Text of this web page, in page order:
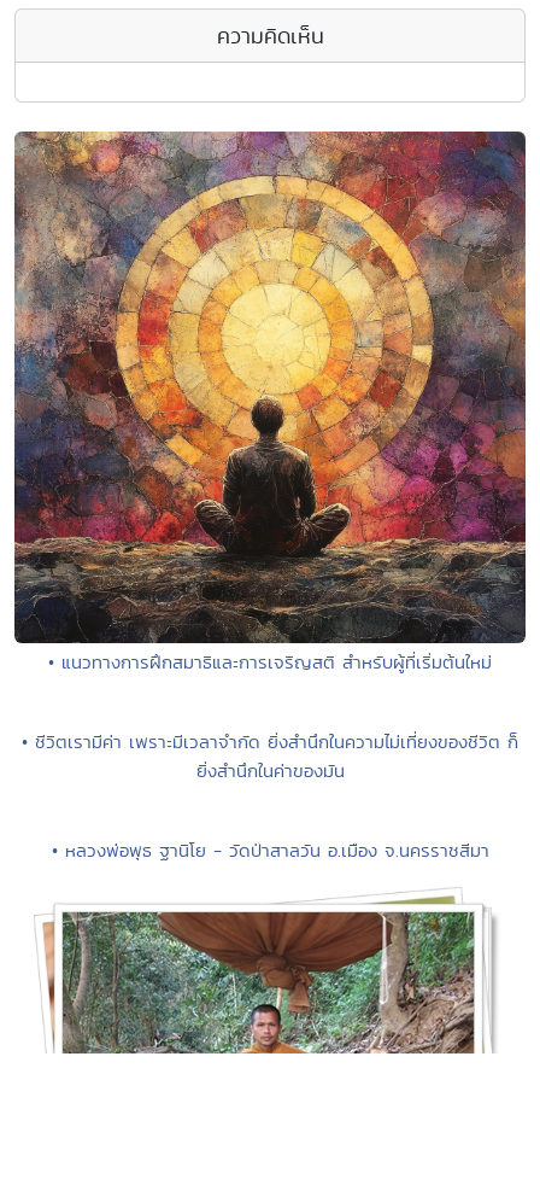
ความคิดเห็น
• แนวทางการฝึกสมาธิและการเจริญสติ สำหรับผู้ที่เริ่มต้นใหม่
• ชีวิตเรามีค่า เพราะมีเวลาจำกัด ยิ่งสำนึกในความไม่เที่ยงของชีวิต ก็
ยิ่งสำนึกในค่าของมัน
• หลวงพ่อพุธ ฐานิโย - วัดป่าสาลวัน อ.เมือง จ.นครราชสีมา